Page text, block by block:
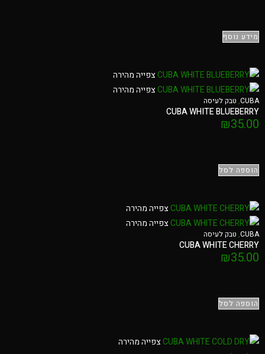
מידע נוסף
צפייה מהירה
צפייה מהירה
CUBA
, טבק לעיסה
CUBA WHITE BLUEBERRY
₪35.00
הוספה לסל
צפייה מהירה
צפייה מהירה
CUBA
, טבק לעיסה
CUBA WHITE CHERRY
₪35.00
הוספה לסל
צפייה מהירה